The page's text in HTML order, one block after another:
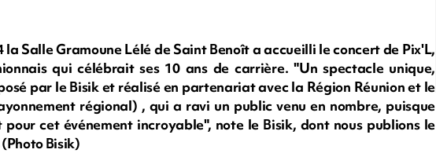
la Salle Gramoune Lélé de Saint Benoît a accueilli le concert de Pix'L,
qui célébrait ses 10 ans de carrière. "Un spectacle unique,
par le Bisik et réalisé en partenariat avec la Région Réunion et le
régional) , qui a ravi un public venu en nombre, puisque
cet événement incroyable", note le Bisik, dont nous publions le
Bisik)